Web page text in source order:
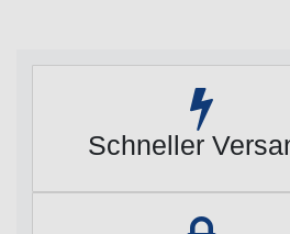
Schneller